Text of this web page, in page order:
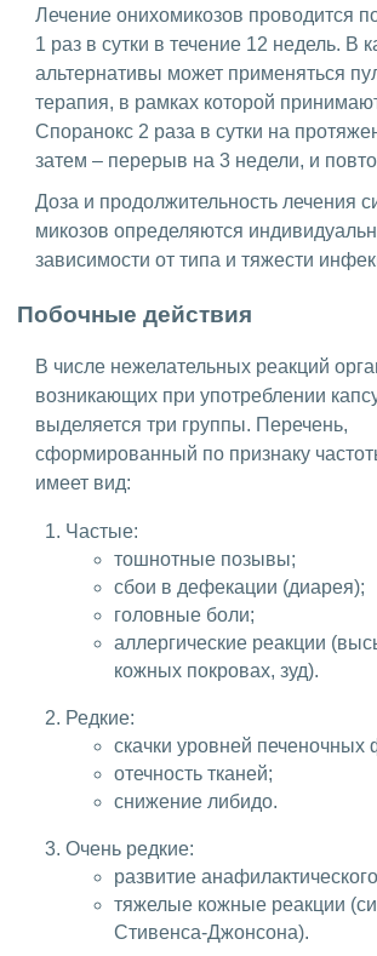
Лечение онихомикозов проводится
1 раз в сутки в течение 12 недель. В
альтернативы может применяться
терапия, в рамках которой
Споранокс 2 раза в сутки на
затем – перерыв на 3 недели, и
Доза и продолжительность лечения
микозов определяются
зависимости от типа и тяжести
Побочные действия
В числе нежелательных реакций
возникающих при употреблении
выделяется три группы. Перечень,
сформированный по признаку
имеет вид:
Частые:
тошнотные позывы;
сбои в дефекации (диарея);
головные боли;
аллергические реакции
кожных покровах, зуд).
Редкие:
скачки уровней печеночных
отечность тканей;
снижение либидо.
Очень редкие:
развитие
тяжелые кожные реакции
Стивенса-Джонсона).